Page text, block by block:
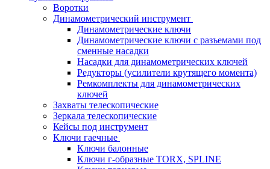
Воротки
Динамометрический инструмент
Динамометрические ключи
Динамометрические ключи с разъемами под
сменные насадки
Насадки для динамометрических ключей
Редукторы (усилители крутящего момента)
Ремкомплекты для динамометрических
ключей
Захваты телескопические
Зеркала телескопические
Кейсы под инструмент
Ключи гаечные
Ключи балонные
Ключи г-образные TORX, SPLINE